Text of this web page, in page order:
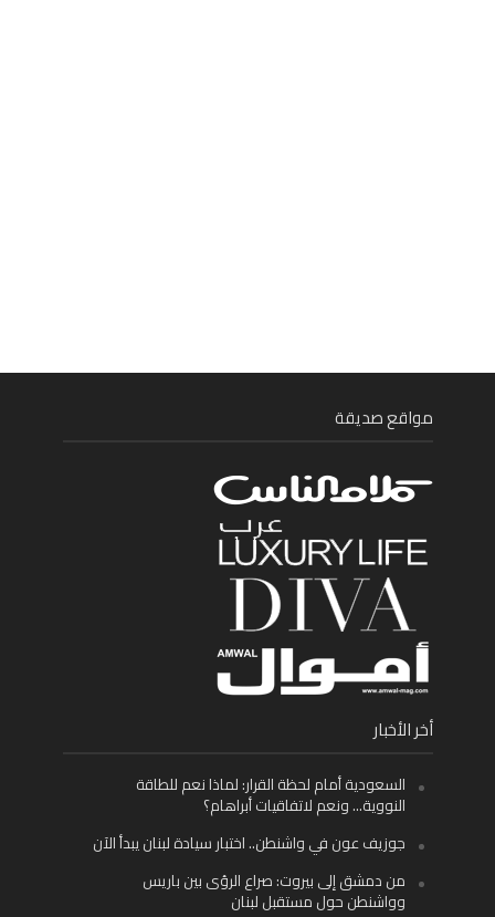
مواقع صديقة
أخر الأخبار
السعودية أمام لحظة القرار: لماذا نعم للطاقة
النووية… ونعم لاتفاقيات أبراهام؟
جوزيف عون في واشنطن.. اختبار سيادة لبنان يبدأ الآن
من دمشق إلى بيروت: صراع الرؤى بين باريس
وواشنطن حول مستقبل لبنان